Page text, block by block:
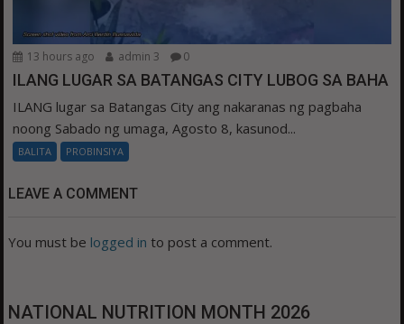
13 hours ago admin 3 0
ILANG LUGAR SA BATANGAS CITY LUBOG SA BAHA
ILANG lugar sa Batangas City ang nakaranas ng pagbaha
noong Sabado ng umaga, Agosto 8, kasunod...
BALITA PROBINSIYA
LEAVE A COMMENT
You must be logged in to post a comment.
NATIONAL NUTRITION MONTH 2026